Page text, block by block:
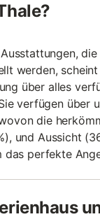
werden, scheint
über alles
verfügen über
die
und Aussicht
das perfekte